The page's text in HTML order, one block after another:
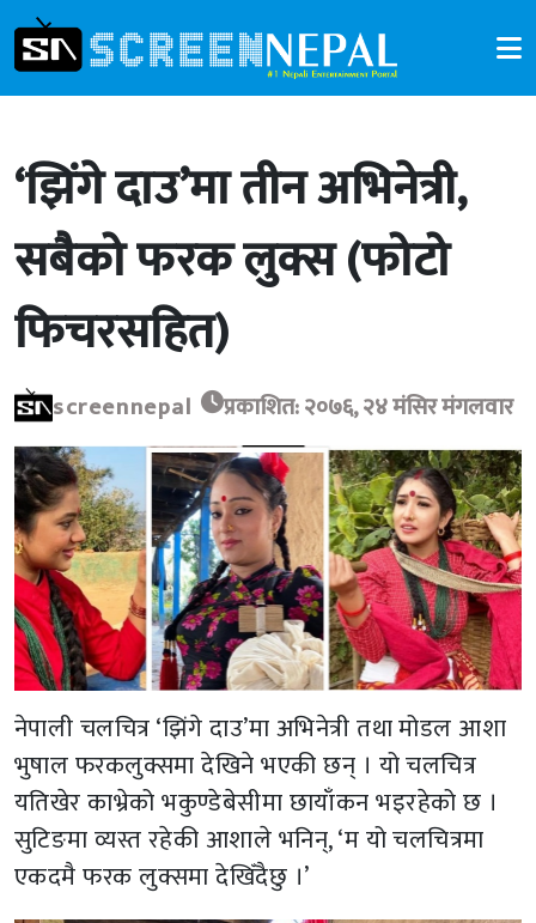
‘झिंगे दाउ’मा तीन अभिनेत्री,
सबैको फरक लुक्स (फोटो
फिचरसहित)
screennepal प्रकाशित: २०७६, २४ मंसिर मंगलवार
नेपाली चलचित्र ‘झिंगे दाउ’मा अभिनेत्री तथा मोडल आशा
भुषाल फरकलुक्समा देखिने भएकी छन् । यो चलचित्र
यतिखेर काभ्रेको भकुण्डेबेसीमा छायाँकन भइरहेको छ ।
सुटिङमा व्यस्त रहेकी आशाले भनिन्, ‘म यो चलचित्रमा
एकदमै फरक लुक्समा देखिँदैछु ।’